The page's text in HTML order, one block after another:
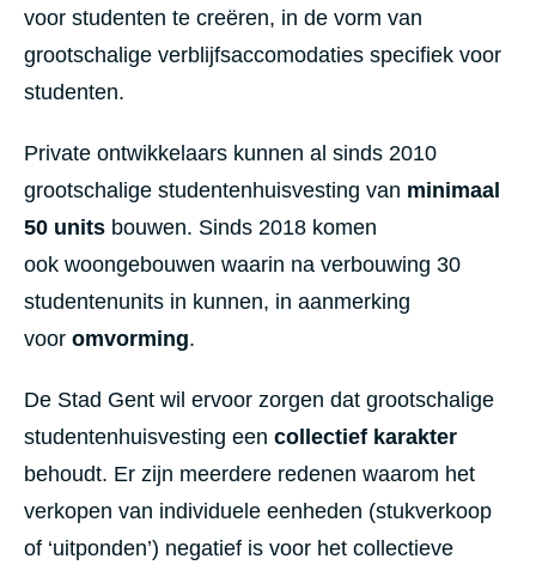
voor studenten te creëren, in de vorm van
grootschalige verblijfsaccomodaties specifiek voor
studenten.
Private ontwikkelaars kunnen al sinds 2010
grootschalige studentenhuisvesting van minimaal
50 units bouwen. Sinds 2018 komen
ook woongebouwen waarin na verbouwing 30
studentenunits in kunnen, in aanmerking
voor omvorming.
De Stad Gent wil ervoor zorgen dat grootschalige
studentenhuisvesting een collectief karakter
behoudt. Er zijn meerdere redenen waarom het
verkopen van individuele eenheden (stukverkoop
of ‘uitponden’) negatief is voor het collectieve